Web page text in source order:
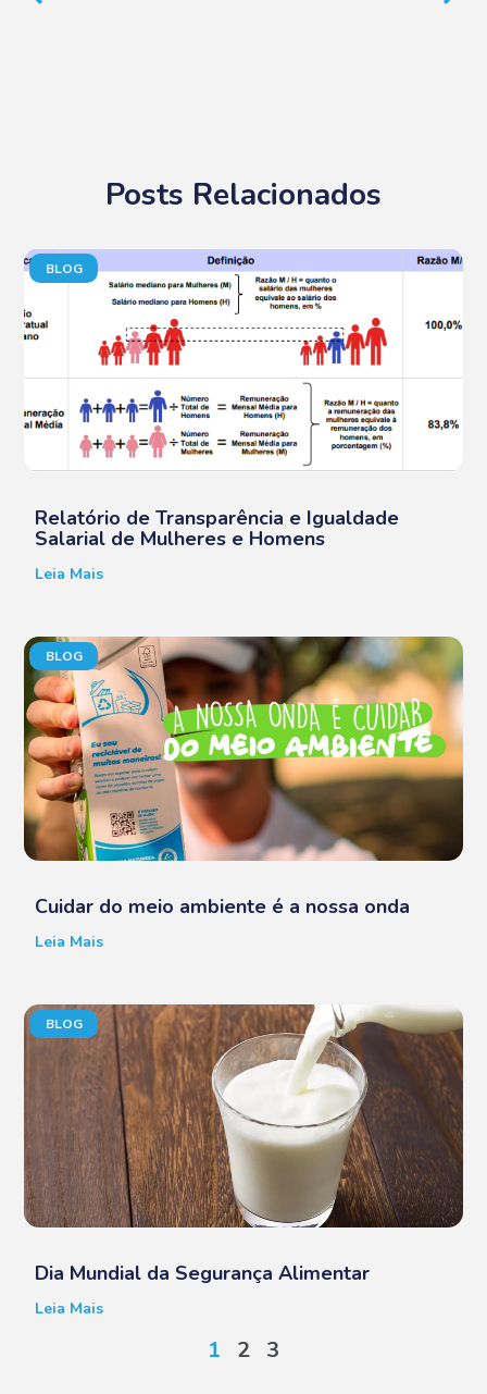
Posts Relacionados
BLOG
Relatório de Transparência e Igualdade
Salarial de Mulheres e Homens
Leia Mais
BLOG
Cuidar do meio ambiente é a nossa onda
Leia Mais
BLOG
Dia Mundial da Segurança Alimentar
Leia Mais
1 2 3